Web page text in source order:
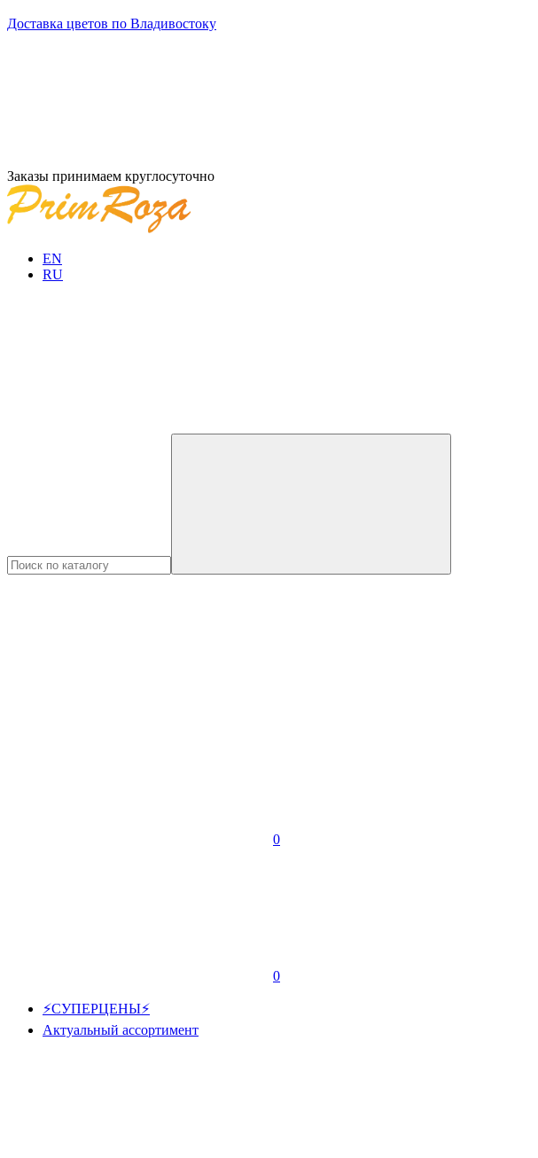
Доставка цветов по Владивостоку
Заказы принимаем круглосуточно
EN
RU
0
0
⚡СУПЕРЦЕНЫ⚡
Актуальный ассортимент